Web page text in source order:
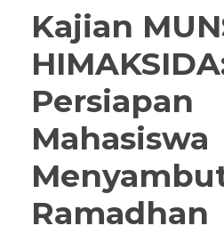
Kajian
Persiapan
Mahasiswa
Ramadhan